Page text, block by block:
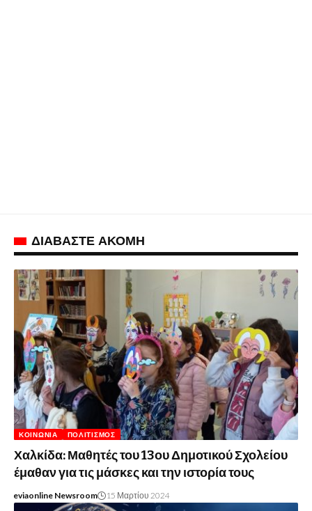
ΔΙΑΒΑΣΤΕ ΑΚΟΜΗ
ΚΟΙΝΩΝΊΑ ΠΟΛΙΤΙΣΜΌΣ
Χαλκίδα: Μαθητές του 13ου Δημοτικού Σχολείου
έμαθαν για τις μάσκες και την ιστορία τους
eviaonline Newsroom 15 Μαρτίου 2024